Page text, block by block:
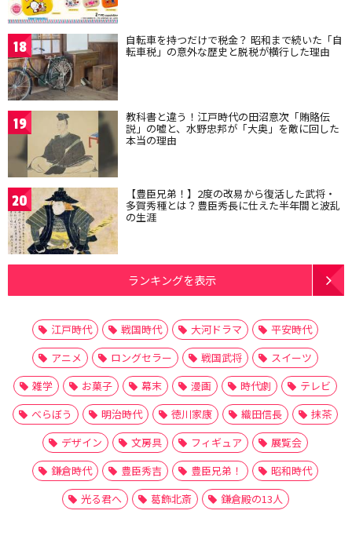
18 自転車を持つだけで税金？ 昭和まで続いた「自
転車税」の意外な歴史と脱税が横行した理由
19 教科書と違う！江戸時代の田沼意次「賄賂伝
説」の嘘と、水野忠邦が「大奥」を敵に回した
本当の理由
20 【豊臣兄弟！】2度の改易から復活した武将・
多賀秀種とは？豊臣秀長に仕えた半年間と波乱
の生涯
ランキングを表示
江戸時代 戦国時代 大河ドラマ
平安時代
アニメ
ロングセラー 戦国武将
スイーツ
雑学
お菓子 幕末 漫画 時代劇
テレビ
べらぼう
明治時代 徳川家康 織田信長
抹茶
デザイン
文房具 フィギュア
展覧会
鎌倉時代
豊臣秀吉 豊臣兄弟！
昭和時代
光る君へ
葛飾北斎 鎌倉殿の13人